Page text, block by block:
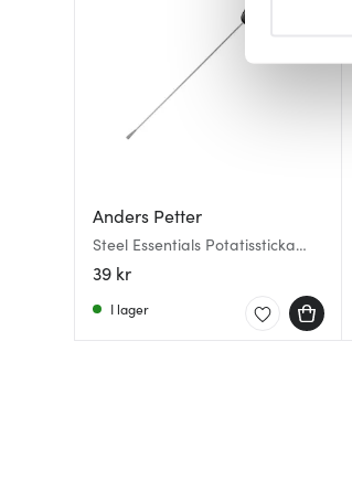
eller dra
Vi
att vi
Anders Petter
Steel Essentials Potatissticka
15,5 cm stål/svart
39 kr
I lager